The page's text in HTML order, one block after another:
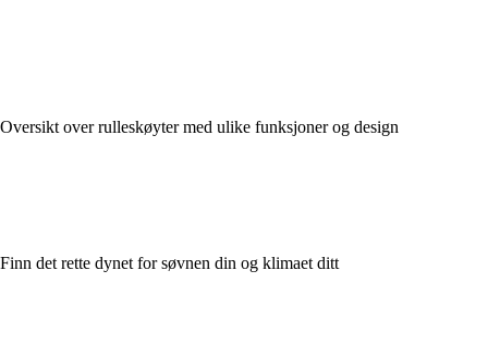
Oversikt over rulleskøyter med ulike funksjoner og design
Finn det rette dynet for søvnen din og klimaet ditt